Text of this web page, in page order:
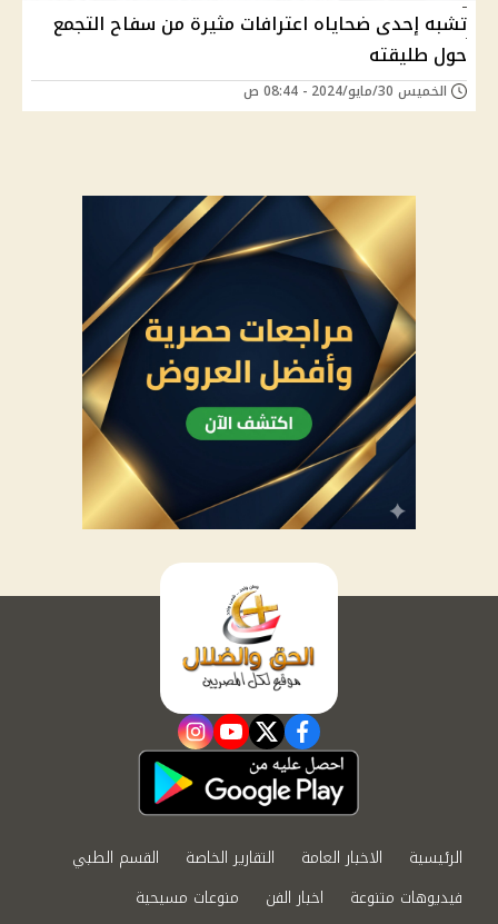
تشبه إحدى ضحاياه اعترافات مثيرة من سفاح التجمع
حول طليقته
الخميس 30/مايو/2024 - 08:44 ص
facebook
twitter
youtube
instagram
الرئيسية الاخبار العامة التقارير الخاصة
القسم الطبي
فيديوهات متنوعة
اخبار الفن
منوعات مسيحية